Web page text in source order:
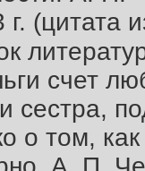
(цитата
счет
сестра,
о том,